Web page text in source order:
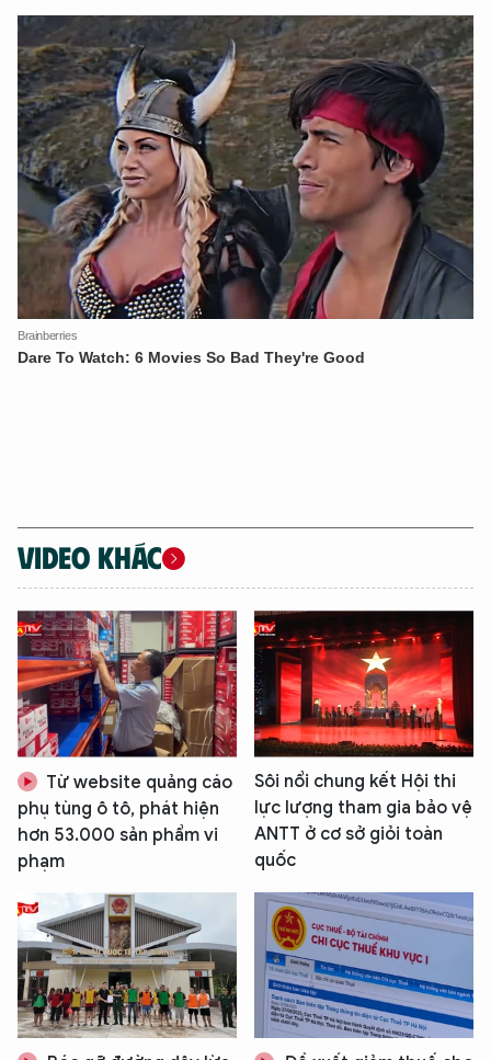
VIDEO KHÁC
Từ website quảng cáo
phụ tùng ô tô, phát hiện
hơn 53.000 sản phẩm vi
phạm
Sôi nổi chung kết Hội thi
lực lượng tham gia bảo vệ
ANTT ở cơ sở giỏi toàn
quốc